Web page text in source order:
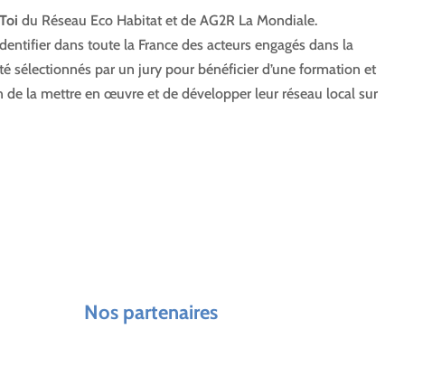
du Réseau Eco Habitat et de AG2R La Mondiale.
dans toute la France des acteurs engagés dans la
sélectionnés par un jury pour bénéficier d’une formation et
la mettre en œuvre et de développer leur réseau local sur
Nos partenaires